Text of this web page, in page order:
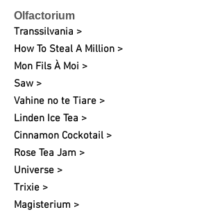
Olfactorium
Transsilvania >
How To Steal A Million >
Mon Fils À Moi >
Saw >
Vahine no te Tiare >
Linden Ice Tea >
Cinnamon Cockotail >
Rose Tea Jam >
Universe >
Trixie >
Magisterium >